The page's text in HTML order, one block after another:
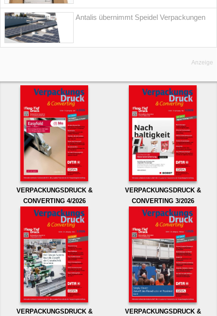
Antalis übernimmt Speidel Verpackungen
Anzeige
VERPACKUNGSDRUCK &
CONVERTING 4/2026
VERPACKUNGSDRUCK &
CONVERTING 3/2026
VERPACKUNGSDRUCK &
VERPACKUNGSDRUCK &